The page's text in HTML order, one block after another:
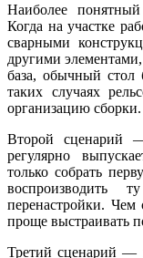
Наиболее
Когда на участке
сварными
другими
база, обычный стол
таких случаях
организацию сборки.
Второй сценарий
регулярно
только собрать
перенастройки. Чем
проще выстраивать
Третий сценарий —